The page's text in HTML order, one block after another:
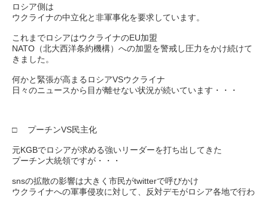
ロシア側は
ウクライナの中立化と非軍事化を要求しています。
これまでロシアはウクライナのEU加盟
NATO（北大西洋条約機構）への加盟を警戒し圧力をかけ続けて
きました。
何かと緊張が高まるロシアVSウクライナ
日々のニュースから目が離せない状況が続いています・・・
□ プーチンVS民主化
元KGBでロシアが求める強いリーダーを打ち出してきた
プーチン大統領ですが・・・
snsの拡散の影響は大きく市民がtwitterで呼びかけ
ウクライナへの軍事侵攻に対して、反対デモがロシア各地で行わ